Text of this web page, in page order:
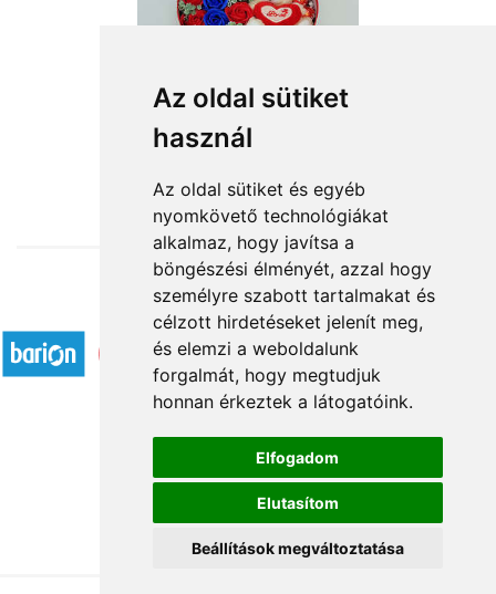
Az oldal sütiket
használ
Az oldal sütiket és egyéb
nyomkövető technológiákat
alkalmaz, hogy javítsa a
böngészési élményét, azzal hogy
személyre szabott tartalmakat és
célzott hirdetéseket jelenít meg,
és elemzi a weboldalunk
forgalmát, hogy megtudjuk
honnan érkeztek a látogatóink.
Elfogadom
Elutasítom
Beállítások megváltoztatása
Szívemből szeretettel
Elfogadott fizetési módok
Á.SZ.F.
Impresszum
Adatkezelési tájékoztató